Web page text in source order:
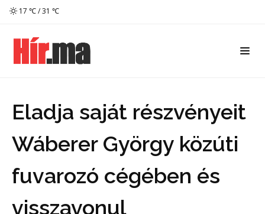
17 ℃ / 31 ℃
Eladja saját részvényeit
Wáberer György közúti
fuvarozó cégében és
visszavonul